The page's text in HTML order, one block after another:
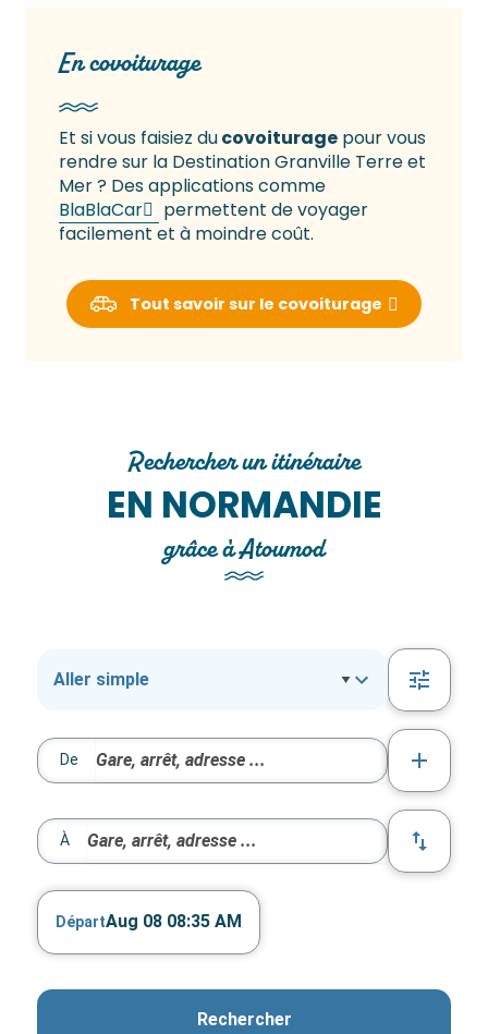
En covoiturage
Et si vous faisiez ducovoiturage pour vous
rendre sur la Destination Granville Terre et
Mer ? Des applications comme
BlaBlaCar
permettent de voyager
facilement et à moindre coût.
Tout savoir sur le covoiturage
Rechercher un itinéraire
EN NORMANDIE
grâce à Atoumod
De
À
DépartAug 08 08:35 AM
Rechercher